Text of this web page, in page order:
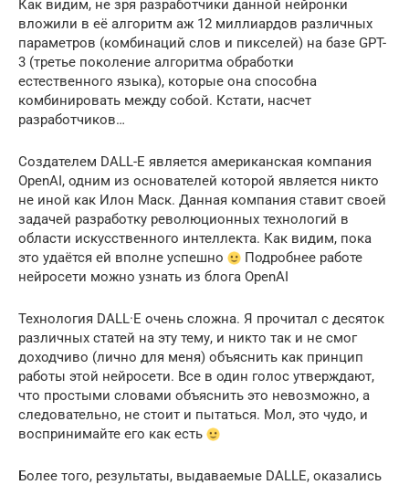
Как видим, не зря разработчики данной нейронки
вложили в её алгоритм аж 12 миллиардов различных
параметров (комбинаций слов и пикселей) на базе GPT-
3 (третье поколение алгоритма обработки
естественного языка), которые она способна
комбинировать между собой. Кстати, насчет
разработчиков…
Создателем DALL-E является американская компания
OpenAI, одним из основателей которой является никто
не иной как Илон Маск. Данная компания ставит своей
задачей разработку революционных технологий в
области искусственного интеллекта. Как видим, пока
это удаётся ей вполне успешно
Подробнее работе
нейросети можно узнать из блога OpenAI
Технология DALL·E очень сложна. Я прочитал с десяток
различных статей на эту тему, и никто так и не смог
доходчиво (лично для меня) объяснить как принцип
работы этой нейросети. Все в один голос утверждают,
что простыми словами объяснить это невозможно, а
следовательно, не стоит и пытаться. Мол, это чудо, и
воспринимайте его как есть
Более того, результаты, выдаваемые DALLE, оказались